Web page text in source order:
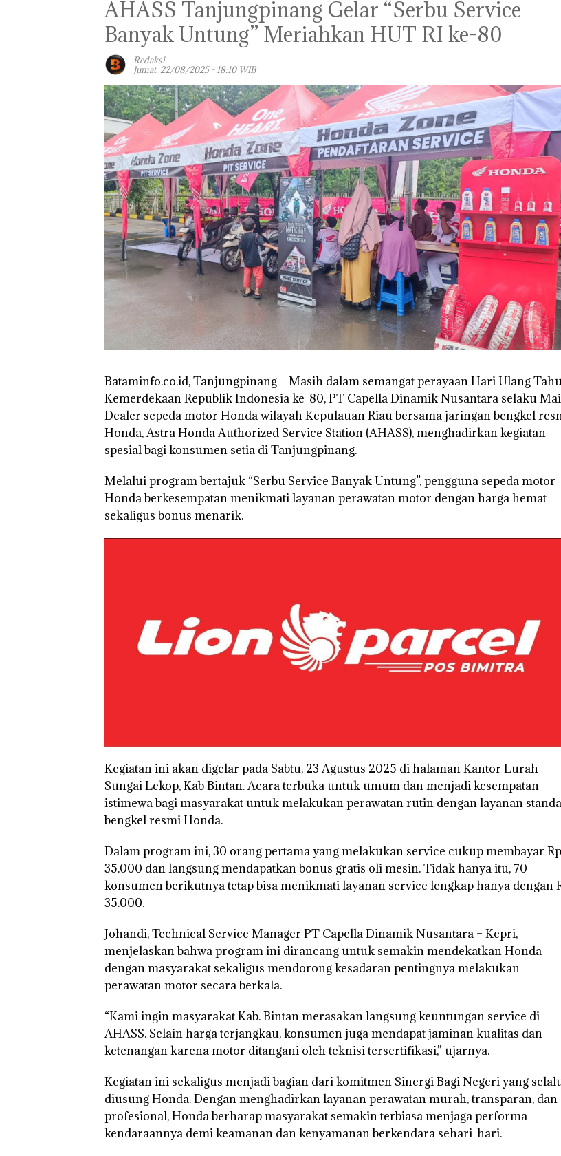
AHASS Tanjungpinang Gelar “Serbu Service
Banyak Untung” Meriahkan HUT RI ke-80
Redaksi
Jumat, 22/08/2025 - 18:10 WIB
Bataminfo.co.id, Tanjungpinang – Masih dalam semangat perayaan Hari Ulang
Kemerdekaan Republik Indonesia ke-80, PT Capella Dinamik Nusantara selaku
Dealer sepeda motor Honda wilayah Kepulauan Riau bersama jaringan bengkel
Honda, Astra Honda Authorized Service Station (AHASS), menghadirkan kegiatan
spesial bagi konsumen setia di Tanjungpinang.
Melalui program bertajuk “Serbu Service Banyak Untung”, pengguna sepeda motor
Honda berkesempatan menikmati layanan perawatan motor dengan harga hemat
sekaligus bonus menarik.
Kegiatan ini akan digelar pada Sabtu, 23 Agustus 2025 di halaman Kantor Lurah
Sungai Lekop, Kab Bintan. Acara terbuka untuk umum dan menjadi kesempatan
istimewa bagi masyarakat untuk melakukan perawatan rutin dengan layanan
bengkel resmi Honda.
Dalam program ini, 30 orang pertama yang melakukan service cukup membayar Rp
35.000 dan langsung mendapatkan bonus gratis oli mesin. Tidak hanya itu, 70
konsumen berikutnya tetap bisa menikmati layanan service lengkap hanya dengan
35.000.
Johandi, Technical Service Manager PT Capella Dinamik Nusantara – Kepri,
menjelaskan bahwa program ini dirancang untuk semakin mendekatkan Honda
dengan masyarakat sekaligus mendorong kesadaran pentingnya melakukan
perawatan motor secara berkala.
“Kami ingin masyarakat Kab. Bintan merasakan langsung keuntungan service di
AHASS. Selain harga terjangkau, konsumen juga mendapat jaminan kualitas dan
ketenangan karena motor ditangani oleh teknisi tersertifikasi,” ujarnya.
Kegiatan ini sekaligus menjadi bagian dari komitmen Sinergi Bagi Negeri yang
diusung Honda. Dengan menghadirkan layanan perawatan murah, transparan, dan
profesional, Honda berharap masyarakat semakin terbiasa menjaga performa
kendaraannya demi keamanan dan kenyamanan berkendara sehari-hari.